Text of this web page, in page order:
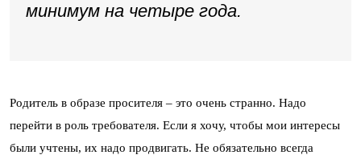
минимум на четыре года.
Родитель в образе просителя – это очень странно. Надо
перейти в роль требователя. Если я хочу, чтобы мои интересы
были учтены, их надо продвигать. Не обязательно всегда